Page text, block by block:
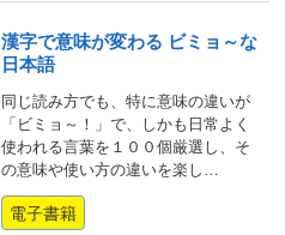
漢字で意味が変わる ビミョ～な
日本語
同じ読み方でも、特に意味の違いが
「ビミョ～！」で、しかも日常よく
使われる言葉を１００個厳選し、そ
の意味や使い方の違いを楽し…
電子書籍